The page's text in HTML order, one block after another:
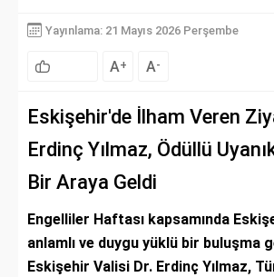
Yayınlama: 21 Mayıs 2026 Perşembe
A+ A-
Eskişehir'de İlham Veren
Erdinç Yılmaz, Ödüllü
Bir Araya Geldi
Engelliler Haftası kapsamında
anlamlı ve duygu yüklü bir buluşma
Eskişehir Valisi Dr. Erdinç Yılmaz,